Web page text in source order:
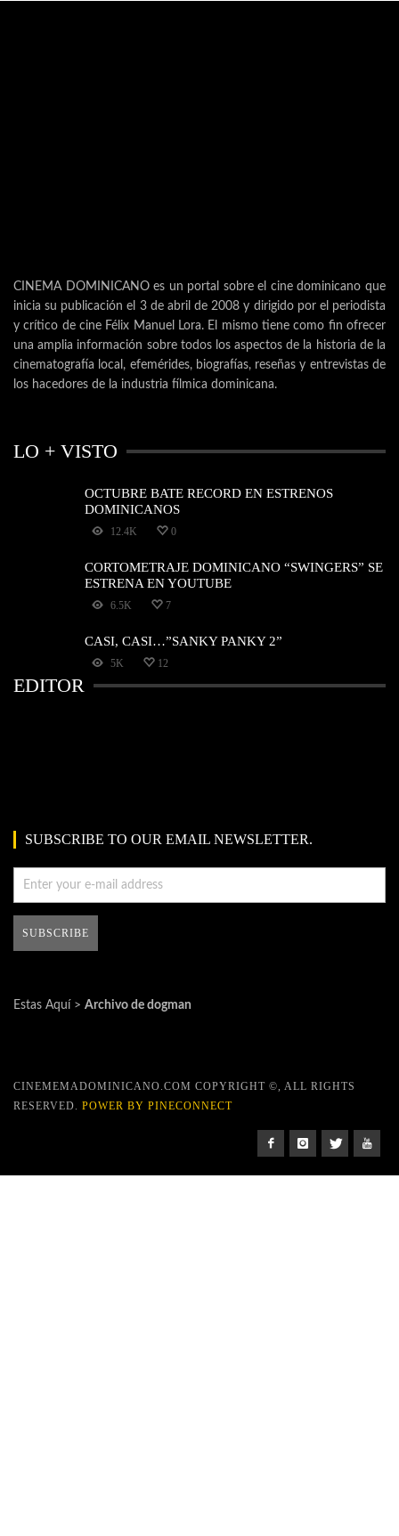
CINEMA DOMINICANO es un portal sobre el cine dominicano que
inicia su publicación el 3 de abril de 2008 y dirigido por el periodista
y crítico de cine Félix Manuel Lora. El mismo tiene como fin ofrecer
una amplia información sobre todos los aspectos de la historia de la
cinematografía local, efemérides, biografías, reseñas y entrevistas de
los hacedores de la industria fílmica dominicana.
LO + VISTO
OCTUBRE BATE RECORD EN ESTRENOS
DOMINICANOS
12.4K 0
CORTOMETRAJE DOMINICANO “SWINGERS” SE
ESTRENA EN YOUTUBE
6.5K 7
CASI, CASI…”SANKY PANKY 2”
5K 12
EDITOR
SUBSCRIBE TO OUR EMAIL NEWSLETTER.
Estas Aquí > Archivo de dogman
CINEMEMADOMINICANO.COM COPYRIGHT ©, ALL RIGHTS
RESERVED. POWER BY PINECONNECT